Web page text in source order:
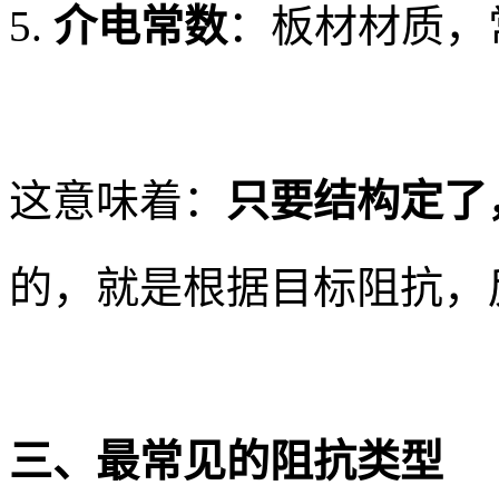
介电常数：板材材质
这意味着： 只要结构定
的，就是根据目标阻抗
三、最常见的阻抗类型